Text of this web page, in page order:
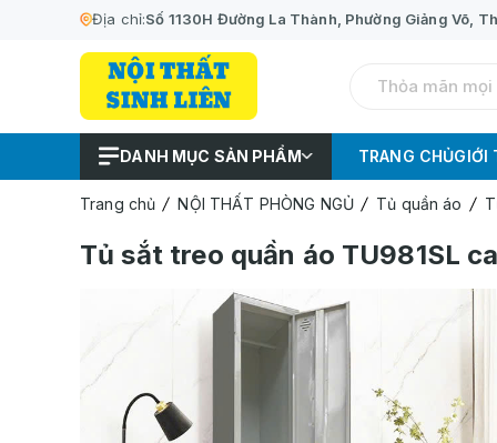
Địa chỉ:Số 1130H Đường La Thành, Phường Giảng Võ,
DANH MỤC SẢN PHẨM TRANG CHỦGIỚI
Trang chủ NỘI THẤT PHÒNG NGỦ Tủ quần áo
Tủ sắt treo quần áo TU981SL